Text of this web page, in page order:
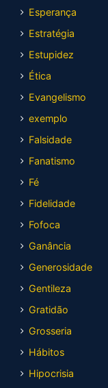
Esperança
Estratégia
Estupidez
Ética
Evangelismo
exemplo
Falsidade
Fanatismo
Fé
Fidelidade
Fofoca
Ganância
Generosidade
Gentileza
Gratidão
Grosseria
Hábitos
Hipocrisia